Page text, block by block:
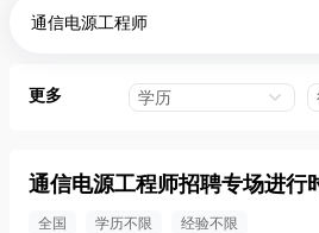
更多 学历
通信电源工程师招聘专场进行
全国 学历不限 经验不限